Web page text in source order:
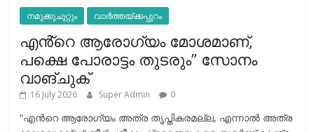
നമുക്കുചുറ്റും വാർത്തയ്ക്കപ്പുറം
എൻ്റെ ആരോഗ്യം മോശമാണ്,
പക്ഷെ പോരാട്ടം തുടരും” സോനം
വാങ്ചുക്
16 July 2026 Super Admin 0
“എന്‍റെ ആരോഗ്യം അത്ര തൃപ്തികരമല്ല, എന്നാൽ അത്ര